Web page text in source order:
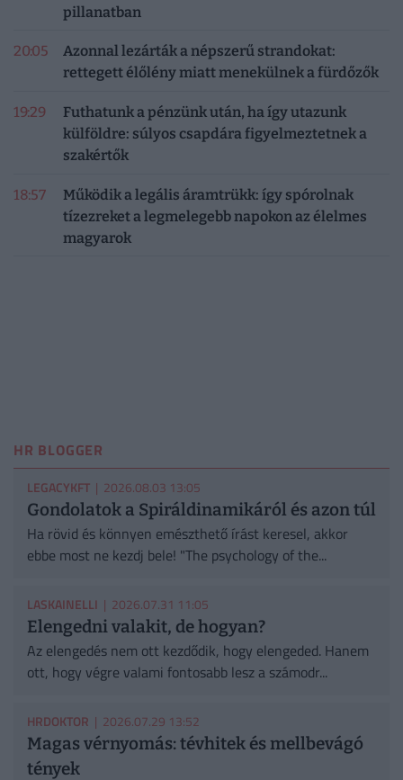
pillanatban
20:05
Azonnal lezárták a népszerű strandokat:
rettegett élőlény miatt menekülnek a fürdőzők
19:29
Futhatunk a pénzünk után, ha így utazunk
külföldre: súlyos csapdára figyelmeztetnek a
szakértők
18:57
Működik a legális áramtrükk: így spórolnak
tízezreket a legmelegebb napokon az élelmes
magyarok
HR BLOGGER
LEGACYKFT | 2026.08.03 13:05
Gondolatok a Spiráldinamikáról és azon túl
Ha rövid és könnyen emészthető írást keresel, akkor
ebbe most ne kezdj bele! "The psychology of the...
LASKAINELLI | 2026.07.31 11:05
Elengedni valakit, de hogyan?
Az elengedés nem ott kezdődik, hogy elengeded. Hanem
ott, hogy végre valami fontosabb lesz a számodr...
HRDOKTOR | 2026.07.29 13:52
Magas vérnyomás: tévhitek és mellbevágó
tények